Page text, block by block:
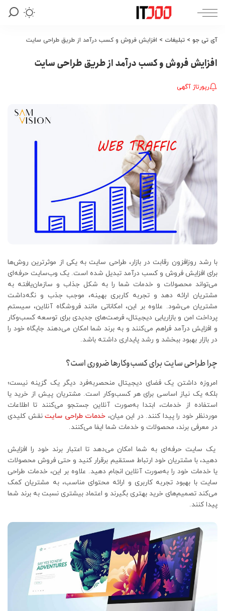
آی تی جو > تبلیغات > افزایش فروش و کسب درآمد از طریق طراحی سایت
افزایش فروش و کسب درآمد از طریق طراحی سایت
رپورتاژ آگهی
با رشد روزافزون رقابت در بازار، طراحی سایت به یکی از موثرترین روش‌ها
برای افزایش فروش و کسب درآمد تبدیل شده است. یک وب‌سایت حرفه‌ای
می‌تواند محصولات و خدمات شما را به شکل جذاب و سازمان‌یافته به
مشتریان ارائه دهد و تجربه کاربری بهینه، موجب جذب و نگه‌داشت
مشتریان می‌شود. علاوه بر این، امکاناتی مانند فروشگاه آنلاین، سیستم
پرداخت امن و بازاریابی دیجیتال، فرصت‌های جدیدی برای توسعه کسب‌وکار
و افزایش درآمد فراهم می‌کنند و به برند شما امکان می‌دهند جایگاه خود را
در بازار بهبود ببخشد و رشد پایداری داشته باشد.
چرا طراحی سایت برای کسب‌وکارها ضروری است؟
امروزه داشتن یک فضای دیجیتال منحصربه‌فرد دیگر یک گزینه نیست؛
بلکه یک نیاز اساسی برای هر کسب‌وکار است. مشتریان پیش از خرید یا
استفاده از خدمات، ابتدا به‌صورت آنلاین جستجو می‌کنند تا اطلاعات
موردنظر خود را پیدا کنند. در این میان، خدمات طراحی سایت نقش کلیدی
در معرفی برند، محصولات و خدمات شما ایفا می‌کنند.
یک سایت حرفه‌ای به شما امکان می‌دهد تا اعتبار برند خود را افزایش
دهید، با مشتریان خود ارتباط مستقیم برقرار کنید و حتی فروش محصولات
یا خدمات خود را به‌صورت آنلاین انجام دهید. علاوه بر این، خدمات طراحی
سایت با بهبود تجربه کاربری و ارائه محتوای مناسب، به مشتریان کمک
می‌کند تصمیم‌های خرید بهتری بگیرند و اعتماد بیشتری نسبت به برند شما
پیدا کنند.